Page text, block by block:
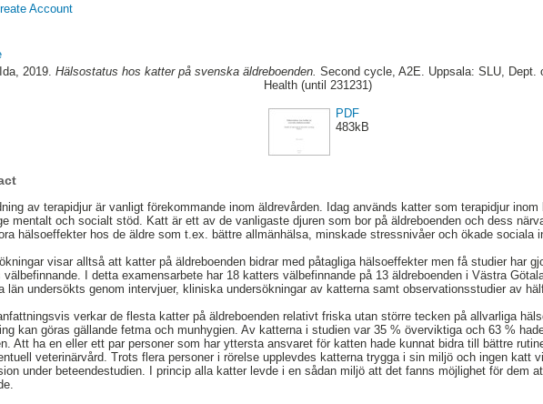
Account
, 2019. Hälsostatus hos katter på svenska äldreboenden. Second cycle, A2E. Uppsala: SLU, Dept.
Health (until 231231)
PDF
483kB
av terapidjur är vanligt förekommande inom äldrevården. Idag används katter som terapidjur
mentalt och socialt stöd. Katt är ett av de vanligaste djuren som bor på äldreboenden och dess
hälsoeffekter hos de äldre som t.ex. bättre allmänhälsa, minskade stressnivåer och ökade sociala
visar alltså att katter på äldreboenden bidrar med påtagliga hälsoeffekter men få studier har
välbefinnande. I detta examensarbete har 18 katters välbefinnande på 13 äldreboenden i Västra
län undersökts genom intervjuer, kliniska undersökningar av katterna samt observationsstudier av
verkar de flesta katter på äldreboenden relativt friska utan större tecken på allvarliga
kan göras gällande fetma och munhygien. Av katterna i studien var 35 % överviktiga och 63 %
Att ha en eller ett par personer som har yttersta ansvaret för katten hade kunnat bidra till bättre
veterinärvård. Trots flera personer i rörelse upplevdes katterna trygga i sin miljö och ingen katt
under beteendestudien. I princip alla katter levde i en sådan miljö att det fanns möjlighet för dem